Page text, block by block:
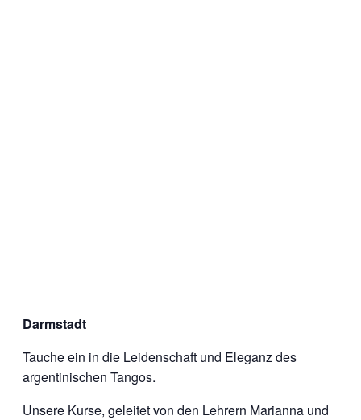
Darmstadt
Tauche ein in die Leidenschaft und Eleganz des
argentinischen Tangos.
Unsere Kurse, geleitet von den Lehrern Marianna und